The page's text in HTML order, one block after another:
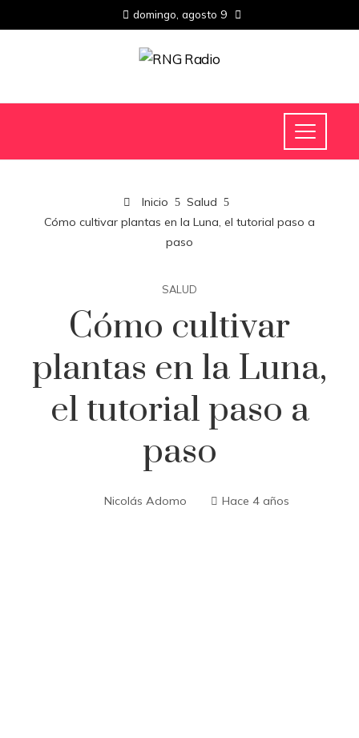
domingo, agosto 9
Inicio
Salud
Cómo cultivar plantas en la Luna, el tutorial paso a
paso
SALUD
Cómo cultivar
plantas en la Luna,
el tutorial paso a
paso
Nicolás Adomo Hace 4 años